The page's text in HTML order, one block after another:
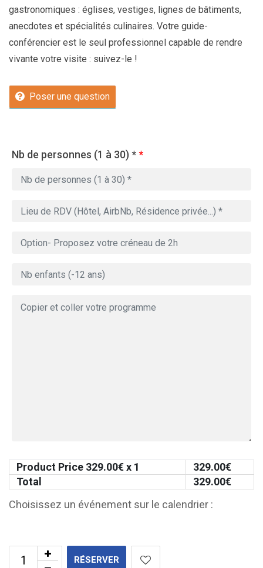
gastronomiques : églises, vestiges, lignes de bâtiments,
anecdotes et spécialités culinaires. Votre guide-
conférencier est le seul professionnel capable de rendre
vivante votre visite : suivez-le !
Poser une question
Nb de personnes (1 à 30) **
Product Price 329.00€ x 1 329.00€
Total
329.00€
Choisissez un événement sur le calendrier :
RÉSERVER